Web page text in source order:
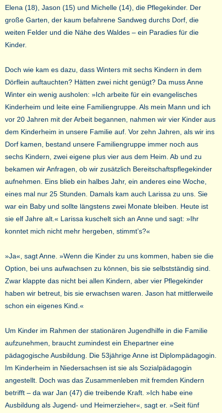
Elena (18), Jason (15) und Michelle (14), die Pflegekinder. Der
große Garten, der kaum befahrene Sandweg durchs Dorf, die
weiten Felder und die Nähe des Waldes – ein Paradies für die
Kinder.
Doch wie kam es dazu, dass Winters mit sechs Kindern in dem
Dörflein auftauchten? Hätten zwei nicht genügt? Da muss Anne
Winter ein wenig ausholen: »Ich arbeite für ein evangelisches
Kinderheim und leite eine Familiengruppe. Als mein Mann und ich
vor 20 Jahren mit der Arbeit begannen, nahmen wir vier Kinder aus
dem Kinderheim in unsere Familie auf. Vor zehn Jahren, als wir ins
Dorf kamen, bestand unsere Familiengruppe immer noch aus
sechs Kindern, zwei eigene plus vier aus dem Heim. Ab und zu
bekamen wir Anfragen, ob wir zusätzlich Bereitschaftspflegekinder
aufnehmen. Eins blieb ein halbes Jahr, ein anderes eine Woche,
eines mal nur 25 Stunden. Damals kam auch Larissa zu uns. Sie
war ein Baby und sollte längstens zwei Monate bleiben. Heute ist
sie elf Jahre alt.« Larissa kuschelt sich an Anne und sagt: »Ihr
konntet mich nicht mehr hergeben, stimmt’s?«
»Ja«, sagt Anne. »Wenn die Kinder zu uns kommen, haben sie die
Option, bei uns aufwachsen zu können, bis sie selbstständig sind.
Zwar klappte das nicht bei allen Kindern, aber vier Pflegekinder
haben wir betreut, bis sie erwachsen waren. Jason hat mittlerweile
schon ein eigenes Kind.«
Um Kinder im Rahmen der stationären Jugendhilfe in die Familie
aufzunehmen, braucht zumindest ein Ehepartner eine
pädagogische Ausbildung. Die 53jährige Anne ist Diplompädagogin.
Im Kinderheim in Niedersachsen ist sie als Sozialpädagogin
angestellt. Doch was das Zusammenleben mit fremden Kindern
betrifft – da war Jan (47) die treibende Kraft. »Ich habe eine
Ausbildung als Jugend- und Heimerzieher«, sagt er. »Seit fünf